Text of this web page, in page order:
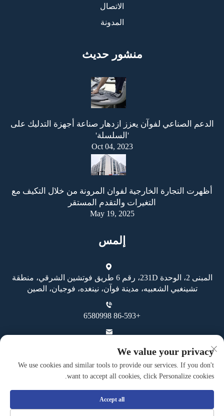
الاتصال
المدونة
منشور حديث
الدعم الصناعي لفوآن يعزز ازدهار صناعة أجهزة التدليك على
'السلسلة'
Oct 04, 2023
أظهرت التجارة الخارجية لفوان المرونة من خلال التكيف مع
التغيرات والتقدم المستقر
May 19, 2025
إلمس
المبنى 2، الوحدة 231D، رقم 6 طريق فوتشين الشرقي، منطقة
تشينغبي الشعبيه، مدينة فوآن، نينغده، فوجيان، الصين
+86-593 6580998
حقوق النسخ محفوظة © شركة فوان غوهينغ للصناعة والتجارة
We value your privacy
We use cookies and similar tools to provide our services. If you don't
want to accept all cookies, click Personalize cookies.
Accept all